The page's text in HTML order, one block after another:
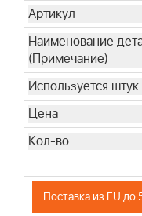
Поставка из EU до